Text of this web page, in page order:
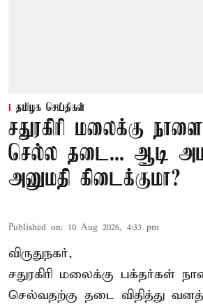
தமிழக செய்திகள்
சதுரகிரி மலைக்கு
செல்ல தடை... ஆடி
அனுமதி கிடைக்குமா?
Published on: 10 Aug 2026, 4:33 pm
விருதுநகர்,
சதுரகிரி மலைக்கு பக்தர்கள்
செல்வதற்கு தடை விதித்து